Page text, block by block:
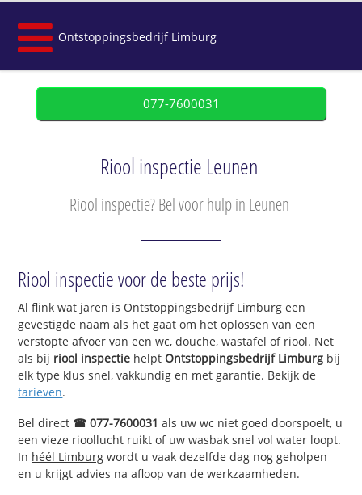
Ontstoppingsbedrijf Limburg
077-7600031
Riool inspectie Leunen
Riool inspectie? Bel voor hulp in Leunen
Riool inspectie voor de beste prijs!
Al flink wat jaren is Ontstoppingsbedrijf Limburg een
gevestigde naam als het gaat om het oplossen van een
verstopte afvoer van een wc, douche, wastafel of riool. Net
als bij riool inspectie helptOntstoppingsbedrijf Limburg bij
elk type klus snel, vakkundig en met garantie. Bekijk de
tarieven.
Bel direct ☎ 077-7600031 als uw wc niet goed doorspoelt, u
een vieze rioollucht ruikt of uw wasbak snel vol water loopt.
In héél Limburg wordt u vaak dezelfde dag nog geholpen
en u krijgt advies na afloop van de werkzaamheden.